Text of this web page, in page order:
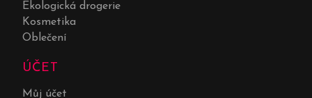
Ekologická drogerie
Kosmetika
Oblečení
ÚČET
Můj účet